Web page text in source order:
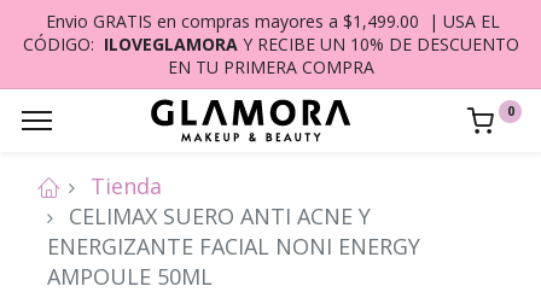
Envio GRATIS en compras mayores a $1,499.00 | USA EL
CÓDIGO: ILOVEGLAMORA Y RECIBE UN 10% DE DESCUENTO
EN TU PRIMERA COMPRA
0
Tienda
CELIMAX SUERO ANTI ACNE Y
ENERGIZANTE FACIAL NONI ENERGY
AMPOULE 50ML